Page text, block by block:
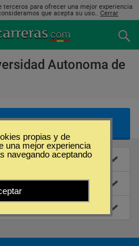
para ofrecer una mejor experiencia
que acepta su uso.. Cerrar
Autonoma de
propias y de
una mejor experiencia
navegando aceptando